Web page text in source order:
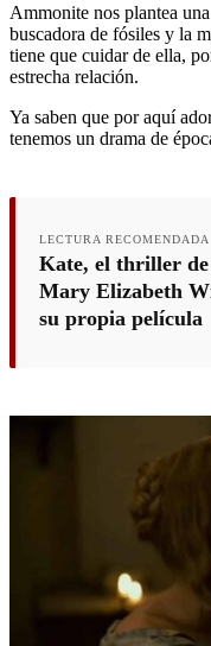
Ammonite nos plantea
buscadora de fósiles y la
tiene que cuidar de ella,
estrecha relación.
Ya saben que por aquí
tenemos un drama de
LECTURA RECOMENDADA
Kate, el thriller
Mary Elizabeth
su propia película